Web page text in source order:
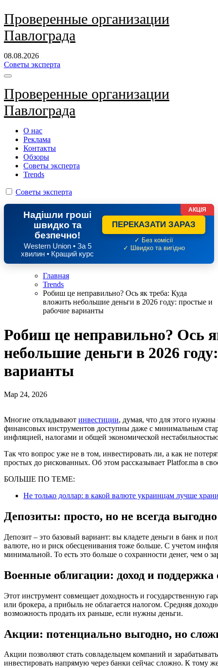
Перейти
к
содержанию
Проверенные организации
Павлограда
08.08.2026
Советы эксперта
Проверенные организации
Павлограда
О нас
Реклама
Контакты
Обзоры
Советы эксперта
Trends
Советы эксперта
Надішли гроші
швидко та
безпечно!
Western Union • За 5
хвилин • Кращий курс
ПЕРЕКАЗАТИ ЗАРАЗ
✓ Без комісії
✓ Швидко та вигідно
АКЦІЯ
Главная
Trends
Робиш це неправильно? Ось як треба: Куда
вложить небольшие деньги в 2026 году: простые и
рабочие варианты
Робиш це неправильно? Ось
небольшие деньги в 2026
варианты
Мар 24, 2026
Многие откладывают инвестиции, думая, что для этого
финансовых инструментов доступны даже с минимальным
инфляцией, налогами и общей экономической
Так что вопрос уже не в том, инвестировать ли, а как не
простых до рискованных. Об этом рассказывает Platfor.ma в
БОЛЬШЕ ПО ТЕМЕ:
Не только доллар: в какой валюте украинцам лучше
Депозиты: просто, но не всегда выгодно
Депозит – это базовый вариант: вы кладете деньги в банк и
валюте, но и риск обесценивания тоже больше. С учетом
минимальной. То есть это больше о сохранности денег, чем о
Военные облигации: доход и
Этот инструмент совмещает доходность и государственную
или брокера, а прибыль не облагается налогом. Средняя
возможность продать их раньше, если нужны деньги.
Акции: потенциально выгодно, но
Акции позволяют стать совладельцем компаний и
инвестировать напрямую через банки сейчас сложно. К тому